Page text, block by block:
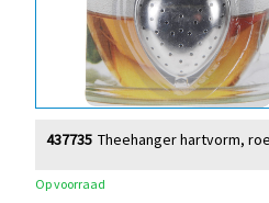
Theehanger hartvorm,
437735
Op voorraad